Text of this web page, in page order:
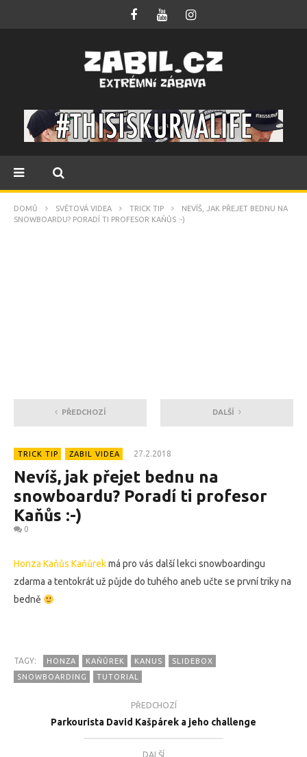
DOMŮ SVĚTOVÁ VIDEA TRICK TIP
NEVÍŠ, JAK PŘEJET BEDNU NA
SNOWBOARDU? PORADÍ TI PROFESOR KAŇŮS :-)
PŘEDCHOZÍ DALŠÍ
TRICK TIP ZABIL VIDEA 27.2.2018
Nevíš, jak přejet bednu na
snowboardu? Poradí ti profesor
Kaňůs :-)
0
TEĎ PROHLÍŽENÉ
Honza Kaňůs Kaňůrekmá pro vás další lekci snowboardingu
zdarma a tentokrát už půjde do tuhého aneb učte se první triky na
bedně
TAGY: HONZA KAŇŮREK KANUS
SLIDEBOX
SNOWBOARDING
TUTORIAL
PŘEDCHOZÍ
Parkourista David Kašpárek a jeho challenge
DALŠÍ